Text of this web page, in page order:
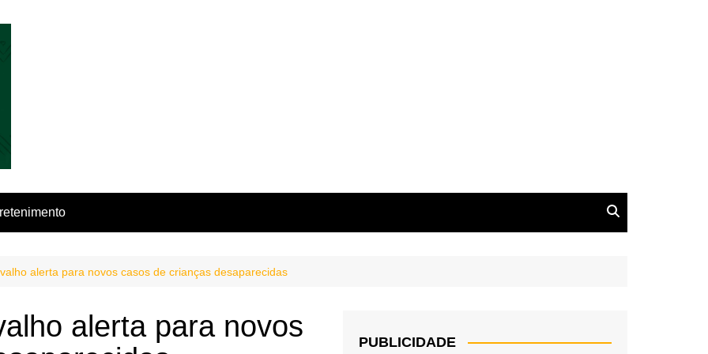
alerta para novos casos de crianças desaparecidas
alerta para novos
PUBLICIDADE